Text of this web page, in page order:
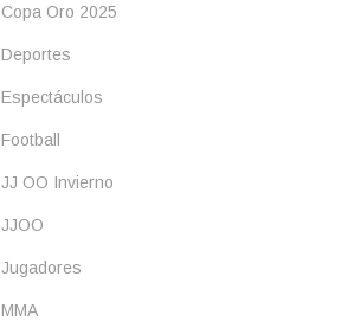
Copa Oro 2025
Deportes
Espectáculos
Football
JJ OO Invierno
JJOO
Jugadores
MMA